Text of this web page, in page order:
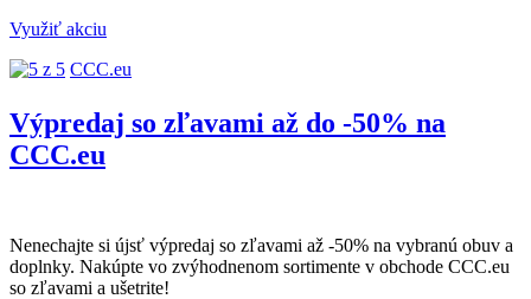
Využiť akciu
CCC.eu
Výpredaj so zľavami až do -50% na
CCC.eu
Nenechajte si újsť výpredaj so zľavami až -50% na vybranú obuv a
doplnky. Nakúpte vo zvýhodnenom sortimente v obchode CCC.eu
so zľavami a ušetrite!